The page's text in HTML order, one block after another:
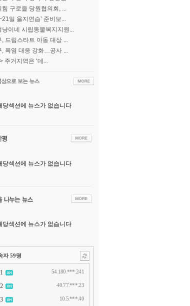
힘 구로을 당원협의회, ...
일 을지연습’ 준비보...
냥이네 시립동물복지지원...
, 드림스타트 아동 대상 ...
, 폭염 대응 강화…공사 ...
주거지역은 ‘데...
당섹션에 뉴스가 없습니다
당섹션에 뉴스가 없습니다
당섹션에 뉴스가 없습니다
자 59명